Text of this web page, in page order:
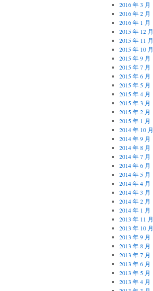
2016 年 3 月
2016 年 2 月
2016 年 1 月
2015 年 12 月
2015 年 11 月
2015 年 10 月
2015 年 9 月
2015 年 7 月
2015 年 6 月
2015 年 5 月
2015 年 4 月
2015 年 3 月
2015 年 2 月
2015 年 1 月
2014 年 10 月
2014 年 9 月
2014 年 8 月
2014 年 7 月
2014 年 6 月
2014 年 5 月
2014 年 4 月
2014 年 3 月
2014 年 2 月
2014 年 1 月
2013 年 11 月
2013 年 10 月
2013 年 9 月
2013 年 8 月
2013 年 7 月
2013 年 6 月
2013 年 5 月
2013 年 4 月